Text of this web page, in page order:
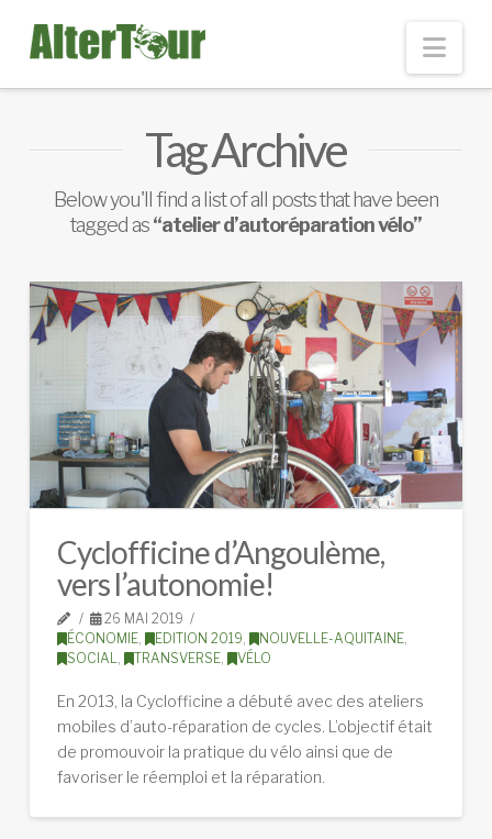
Tag Archive
Below you'll find a list of all posts that have been
tagged as“atelier d’autoréparation vélo”
Cyclofficine d’Angoulème,
vers l’autonomie!
26 MAI 2019
ÉCONOMIE, EDITION 2019, NOUVELLE-AQUITAINE,
SOCIAL, TRANSVERSE, VÉLO
En 2013, la Cyclofficine a débuté avec des ateliers
mobiles d’auto-réparation de cycles. L’objectif était
de promouvoir la pratique du vélo ainsi que de
favoriser le réemploi et la réparation.